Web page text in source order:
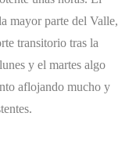
mayor parte del Valle,
transitorio tras la
y el martes algo
aflojando mucho y